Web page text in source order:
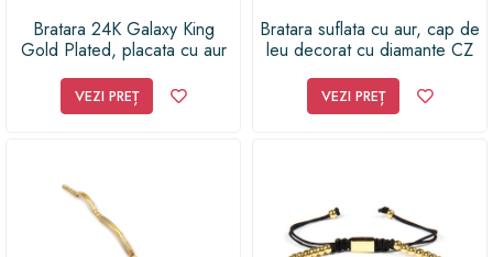
Bratara 24K Galaxy King
Gold Plated, placata cu aur
37
VEZI PREȚ
Bratara suflata cu aur, cap de
leu decorat cu diamante CZ
VEZI PREȚ